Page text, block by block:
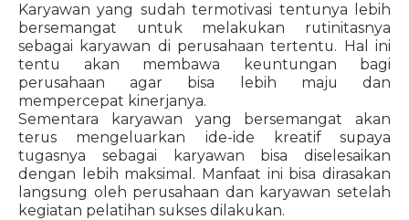
Karyawan yang sudah termotivasi tentunya lebih
bersemangat untuk melakukan rutinitasnya
sebagai karyawan di perusahaan tertentu. Hal ini
tentu akan membawa keuntungan bagi
perusahaan agar bisa lebih maju dan
mempercepat kinerjanya.
Sementara karyawan yang bersemangat akan
terus mengeluarkan ide-ide kreatif supaya
tugasnya sebagai karyawan bisa diselesaikan
dengan lebih maksimal. Manfaat ini bisa dirasakan
langsung oleh perusahaan dan karyawan setelah
kegiatan pelatihan sukses dilakukan.